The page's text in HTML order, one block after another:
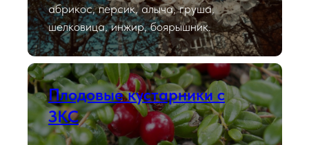
абрикос, персик, алыча, груша,
шелковица, инжир, боярышник.
Плодовые кустарники с
ЗКС